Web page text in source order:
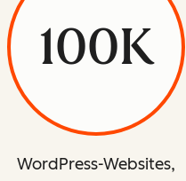
100K
WordPress-Websites,